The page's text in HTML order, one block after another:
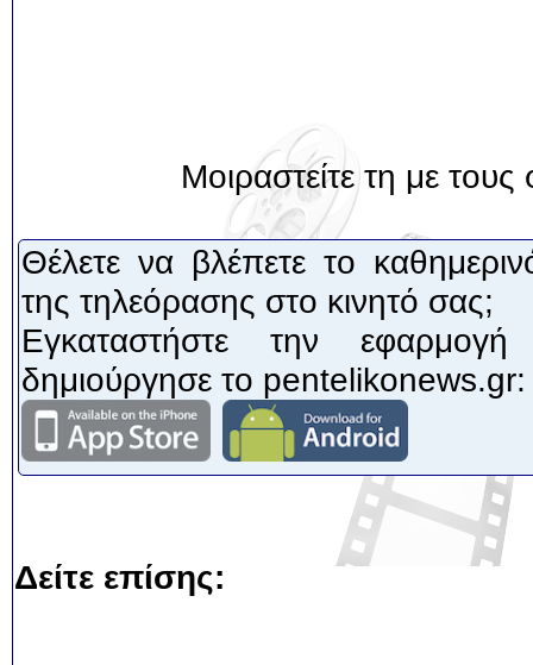
Μοιραστείτε τη με
Θέλετε να βλέπετε το
της τηλεόρασης στο κινητό σας;
Εγκαταστήστε την
δημιούργησε το pentelikonews.gr:
Δείτε επίσης: